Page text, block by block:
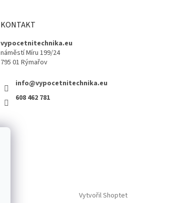
KONTAKT
vypocetnitechnika.eu
náměstí Míru 199/24
795 01 Rýmařov
info@vypocetnitechnika.eu
608 462 781
Vytvořil Shoptet